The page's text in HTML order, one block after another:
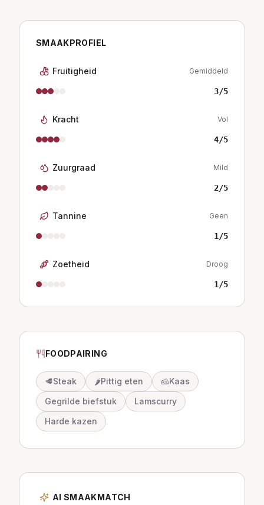
SMAAKPROFIEL
Fruitigheid Gemiddeld
3/5
Kracht Vol
4/5
Zuurgraad Mild
2/5
Tannine Geen
1 /5
Zoetheid Droog
1 /5
FOODPAIRING
🥩Steak 🌶️Pittig eten 🧀Kaas
Gegrilde biefstuk
Lamscurry
Harde kazen
AI SMAAKMATCH